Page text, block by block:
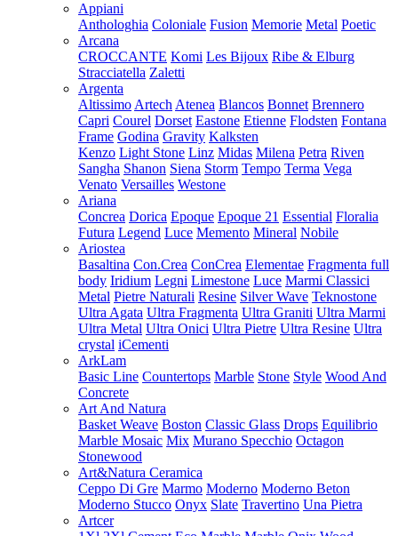
Appiani
Anthologhia Coloniale Fusion Memorie Metal Poetic
Arcana
CROCCANTE Komi Les Bijoux Ribe & Elburg
Stracciatella Zaletti
Argenta
Altissimo Artech Atenea Blancos Bonnet Brennero
Capri Courel Dorset Eastone Etienne Flodsten Fontana
Frame Godina Gravity Kalksten
Kenzo Light Stone Linz Midas Milena Petra Riven
Sangha Shanon Siena Storm Tempo Terma Vega
Venato Versailles Westone
Ariana
Concrea Dorica Epoque Epoque 21 Essential Floralia
Futura Legend Luce Memento Mineral Nobile
Ariostea
Basaltina Con.Crea ConCrea Elementae Fragmenta full
body Iridium Legni Limestone Luce Marmi Classici
Metal Pietre Naturali Resine Silver Wave Teknostone
Ultra Agata Ultra Fragmenta Ultra Graniti Ultra Marmi
Ultra Metal Ultra Onici Ultra Pietre Ultra Resine Ultra
crystal iCementi
ArkLam
Basic Line Countertops Marble Stone Style Wood And
Concrete
Art And Natura
Basket Weave Boston Classic Glass Drops Equilibrio
Marble Mosaic Mix Murano Specchio Octagon
Stonewood
Art&Natura Ceramica
Ceppo Di Gre Marmo Moderno Moderno Beton
Moderno Stucco Onyx Slate Travertino Una Pietra
Artcer